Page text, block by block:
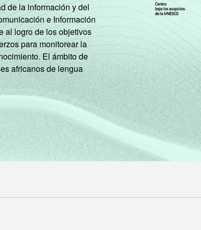
de la información y del
e Información
al logro de los objetivos
para monitorear la
El ámbito de
africanos de lengua
NOVA ABA)
EM NOVA ABA)
(ABRE EM NOVA ABA)
EM NOVA ABA)
NIC.BR (ABRE EM NOVA ABA)
NIC.BR (ABRE EM NOVA ABA)
DO NIC.BR (ABRE EM NOVA ABA)
DO NIC.BR (ABRE EM NOVA ABA)